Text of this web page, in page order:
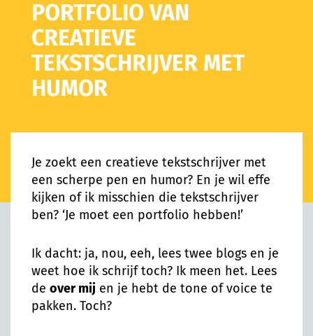
PORTFOLIO VAN
CREATIEVE
TEKSTSCHRIJVER MET
HUMOR
Je zoekt een creatieve tekstschrijver met
een scherpe pen en humor? En je wil effe
kijken of ik misschien die tekstschrijver
ben? ‘Je moet een portfolio hebben!’
Ik dacht: ja, nou, eeh, lees twee blogs en je
weet hoe ik schrijf toch? Ik meen het. Lees
de over mij en je hebt de tone of voice te
pakken. Toch?